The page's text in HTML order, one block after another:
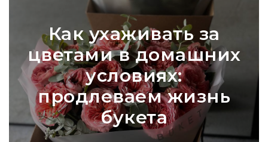
Как ухаживать за
цветами в домашних
условиях:
продлеваем жизнь
букета